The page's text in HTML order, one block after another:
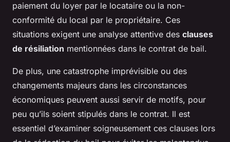
paiement du loyer par le locataire ou la non-
conformité du local par le propriétaire. Ces
situations exigent une analyse attentive des clauses
de résiliation mentionnées dans le contrat de bail.
De plus, une catastrophe imprévisible ou des
changements majeurs dans les circonstances
économiques peuvent aussi servir de motifs, pour
peu qu’ils soient stipulés dans le contrat. Il est
essentiel d’examiner soigneusement ces clauses lors